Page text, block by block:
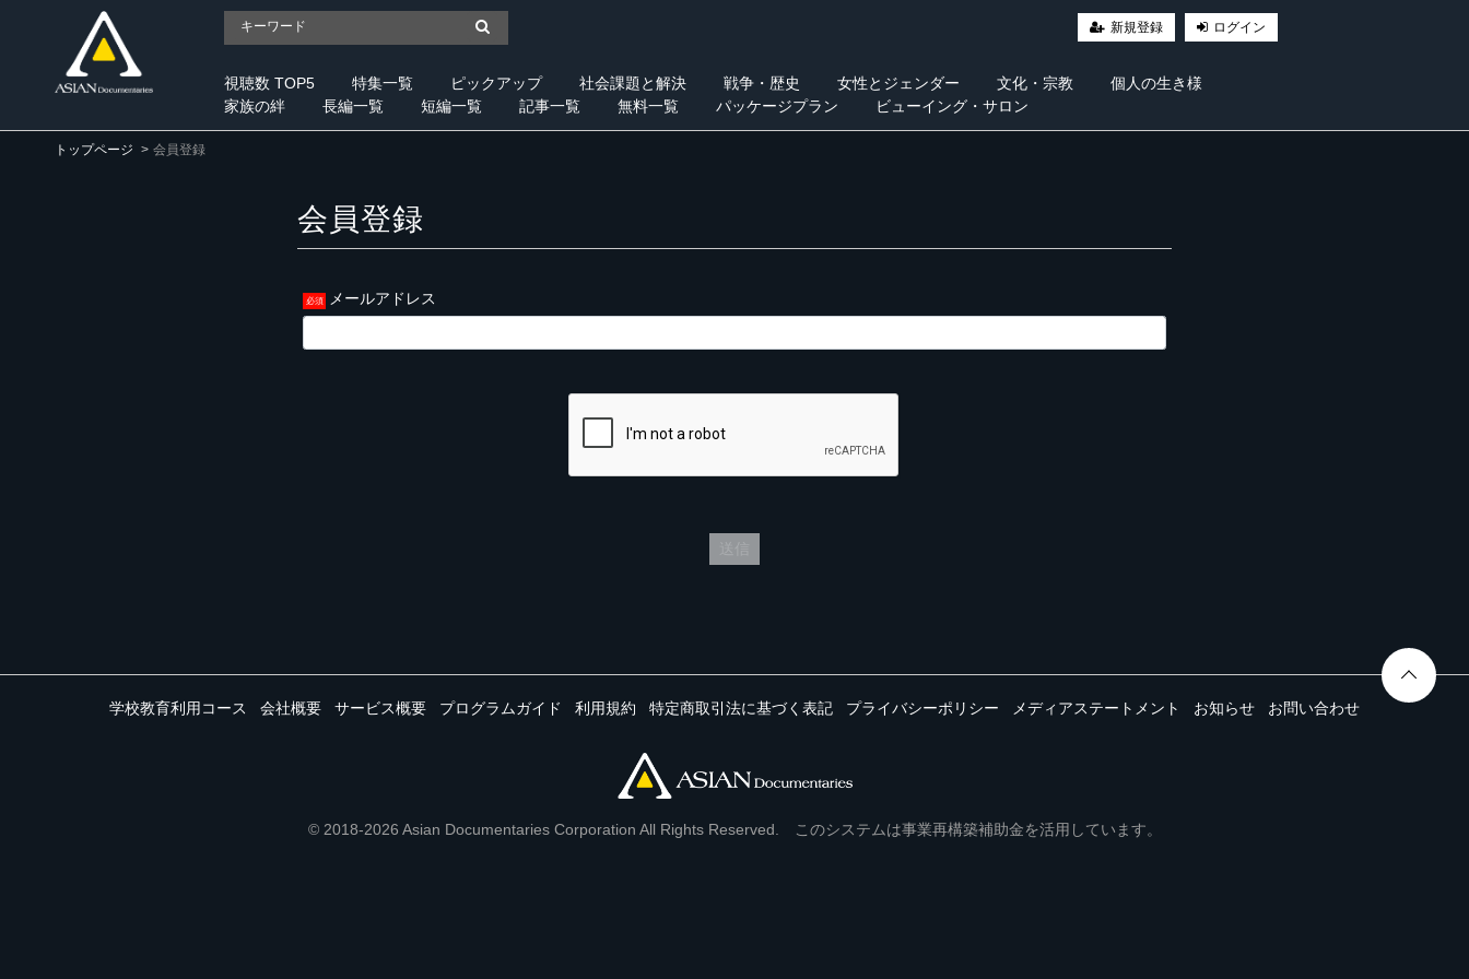
新規登録 ログイン
視聴数 TOP5 特集一覧 ピックアップ 社会課題と解決 戦争・歴史 女性とジェンダー 文化・宗教
個人の生き様
家族の絆
長編一覧 短編一覧 記事一覧 無料一覧 パッケージプラン ビューイング・サロン
トップページ 会員登録
会員登録
メールアドレス
学校教育利用コース 会社概要 サービス概要 プログラムガイド 利用規約 特定商取引法に基づく表記 プライバシーポリシー メディアステートメント お知らせ お問い合わせ
© 2018-2026 Asian Documentaries Corporation All Rights Reserved. このシステムは事業再構築補助金を活用しています。